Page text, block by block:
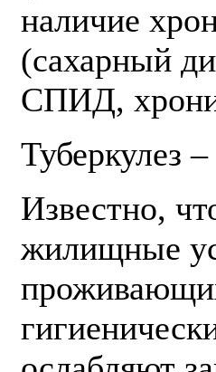
наличие
(сахарный
СПИД,
Туберкулез
Известно,
жилищные